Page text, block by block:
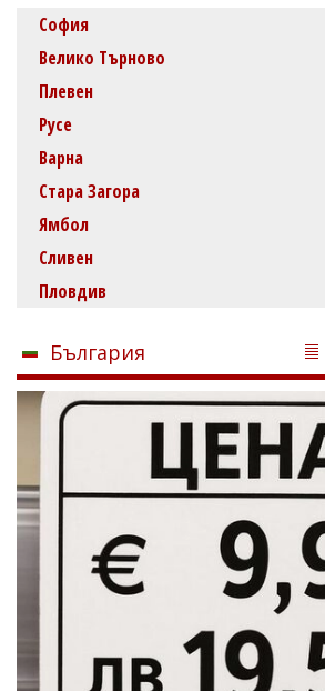
София
Велико Търново
Плевен
Русе
Варна
Стара Загора
Ямбол
Сливен
Пловдив
България